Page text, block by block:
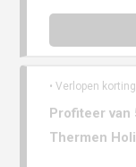
• Verlopen korting
Profiteer van
Thermen